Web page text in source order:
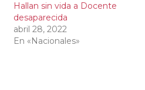
Hallan sin vida a Docente
desaparecida
abril 28, 2022
En «Nacionales»